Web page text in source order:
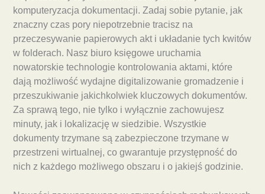
komputeryzacja dokumentacji. Zadaj sobie pytanie, jak
znaczny czas pory niepotrzebnie tracisz na
przeczesywanie papierowych akt i układanie tych kwitów
w folderach. Nasz biuro księgowe uruchamia
nowatorskie technologie kontrolowania aktami, które
dają możliwość wydajne digitalizowanie gromadzenie i
przeszukiwanie jakichkolwiek kluczowych dokumentów.
Za sprawą tego, nie tylko i wyłącznie zachowujesz
minuty, jak i lokalizację w siedzibie. Wszystkie
dokumenty trzymane są zabezpieczone trzymane w
przestrzeni wirtualnej, co gwarantuje przystępność do
nich z każdego możliwego obszaru i o jakiejś godzinie.